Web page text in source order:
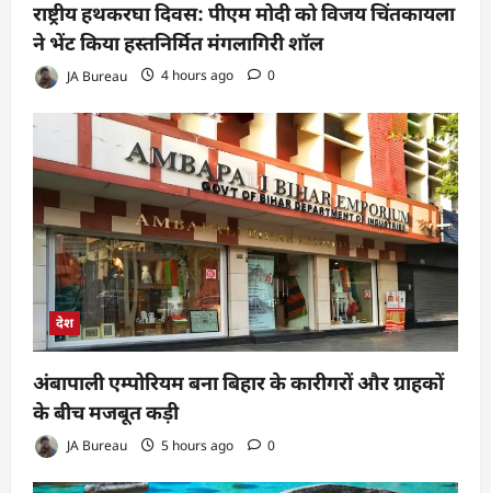
राष्ट्रीय हथकरघा दिवस: पीएम मोदी को विजय चिंतकायला
ने भेंट किया हस्तनिर्मित मंगलागिरी शॉल
JA Bureau 4 hours ago 0
देश
अंबापाली एम्पोरियम बना बिहार के कारीगरों और ग्राहकों
के बीच मजबूत कड़ी
JA Bureau 5 hours ago 0